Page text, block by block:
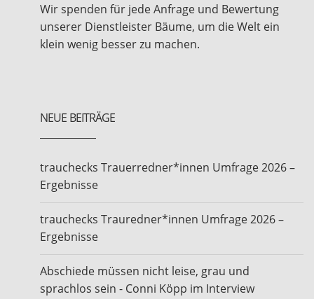
Wir spenden für jede Anfrage und Bewertung
unserer Dienstleister Bäume, um die Welt ein
klein wenig besser zu machen.
NEUE BEITRÄGE
trauchecks Trauerredner*innen Umfrage 2026 –
Ergebnisse
trauchecks Trauredner*innen Umfrage 2026 –
Ergebnisse
Abschiede müssen nicht leise, grau und
sprachlos sein - Conni Köpp im Interview